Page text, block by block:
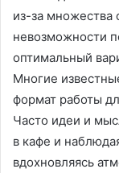
из-за множества
невозможности
оптимальный
Многие
формат работы
Часто идеи и
в кафе и
вдохновляясь